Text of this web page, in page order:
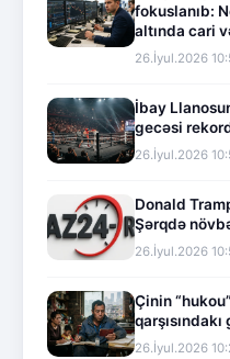
fokuslanıb:
altında cari
26.İyul.2026
İbay
gecəsi
26.İyul.2026
Donald
Şərqdə
26.İyul.2026
Çinin
26.İyul.2026